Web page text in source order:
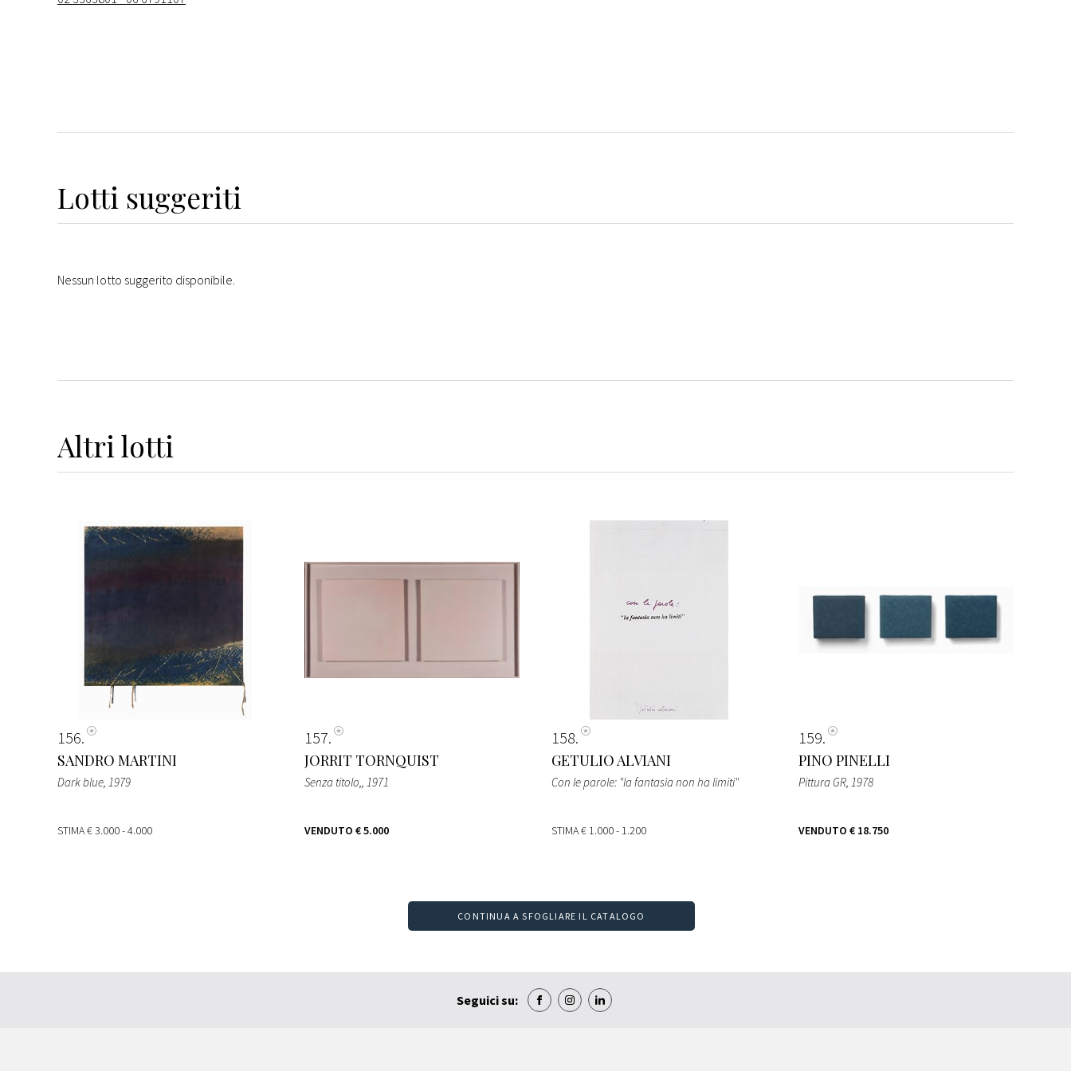
Lotti suggeriti
Nessun lotto suggerito disponibile.
Altri lotti
156
SANDRO MARTINI
Dark blue, 1979
STIMA€ 3.000 - 4.000
157
JORRIT TORNQUIST
Senza titolo,, 1971
VENDUTO € 5.000
158
GETULIO ALVIANI
Con le parole: "la fantasia non ha limiti"
STIMA€ 1.000 - 1.200
159
PINO PINELLI
Pittura GR, 1978
VENDUTO € 18.750
CONTINUA A SFOGLIARE IL CATALOGO
Seguici su: